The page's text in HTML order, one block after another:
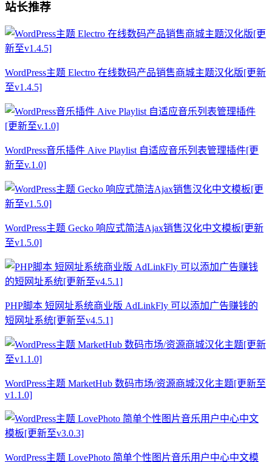
站长推荐
WordPress主题 Electro 在线数码产品销售商城主题汉化版[更新
至v1.4.5]
WordPress音乐插件 Aive Playlist 自适应音乐列表管理插件[更
新至v.1.0]
WordPress主题 Gecko 响应式简洁Ajax销售汉化中文模板[更新
至v1.5.0]
PHP脚本 短网址系统商业版 AdLinkFly 可以添加广告赚钱的
短网址系统[更新至v4.5.1]
WordPress主题 MarketHub 数码市场/资源商城汉化主题[更新至
v1.1.0]
WordPress主题 LovePhoto 简单个性图片音乐用户中心中文模